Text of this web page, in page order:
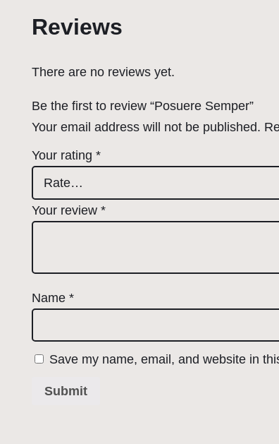
Reviews
There are no reviews yet.
Be the first to review “Posuere Semper”
Your email address will not be published.
Your rating *
Your review *
Name *
Save my name, email, and website in